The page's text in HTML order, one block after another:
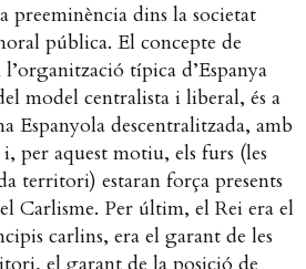
preeminència dins la societat
pública. El concepte de
típica d’Espanya
model centralista i liberal, és a
Espanyola descentralitzada, amb
per aquest motiu, els furs (les
territori) estaran força presents
Carlisme. Per últim, el Rei era el
carlins, era el garant de les